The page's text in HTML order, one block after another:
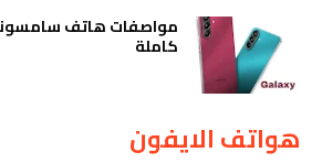
كاملة
هواتف الايفون